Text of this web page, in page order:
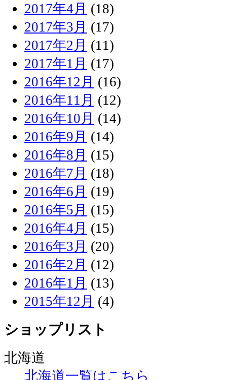
2017年4月 (18)
2017年3月 (17)
2017年2月 (11)
2017年1月 (17)
2016年12月 (16)
2016年11月 (12)
2016年10月 (14)
2016年9月 (14)
2016年8月 (15)
2016年7月 (18)
2016年6月 (19)
2016年5月 (15)
2016年4月 (15)
2016年3月 (20)
2016年2月 (12)
2016年1月 (13)
2015年12月 (4)
ショップリスト
北海道
北海道一覧はこちら